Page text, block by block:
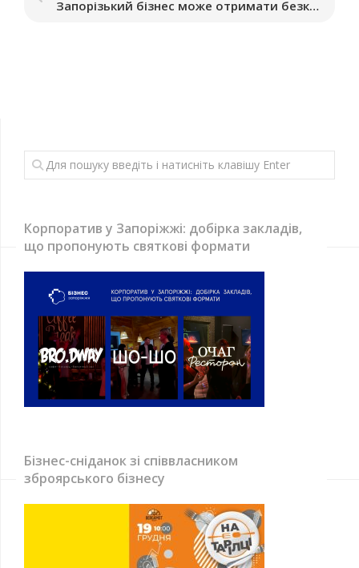
Запорізький бізнес може отримати безкоштовні генератори
Корпоратив у Запоріжжі: добірка закладів,
що пропонують святкові формати
Бізнес-сніданок зі співвласником
зброярського бізнесу